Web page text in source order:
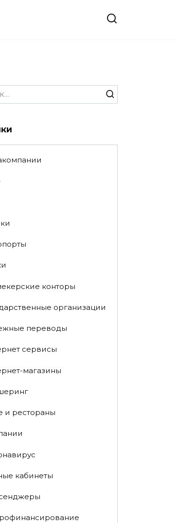
конторы
организации
переводы
сервисы
магазины
и рестораны
кабинеты